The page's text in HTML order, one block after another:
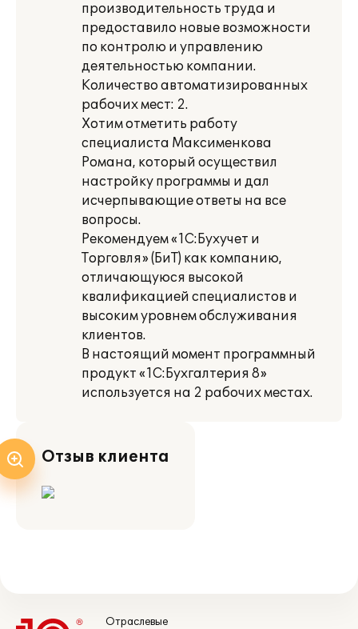
производительность труда и
предоставило новые возможности
по контролю и управлению
деятельностью компании.
Количество автоматизированных
рабочих мест: 2.
Хотим отметить работу
специалиста Максименкова
Романа, который осуществил
настройку программы и дал
исчерпывающие ответы на все
вопросы.
Рекомендуем «1С:Бухучет и
Торговля» (БиТ) как компанию,
отличающуюся высокой
квалификацией специалистов и
высоким уровнем обслуживания
клиентов.
В настоящий момент программный
продукт «1С:Бухгалтерия 8»
используется на 2 рабочих местах.
Отзыв клиента
Отраслевые